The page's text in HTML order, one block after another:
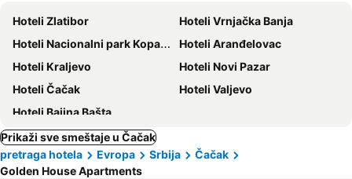
Hoteli Zlatibor
Hoteli Vrnjačka Banja
Hoteli Nacionalni park Kopaonik
Hoteli Aranđelovac
Hoteli Kraljevo
Hoteli Novi Pazar
Hoteli Čačak
Hoteli Valjevo
Hoteli Bajina Bašta
Prikaži sve smeštaje u Čačak
pretraga hotela
Evropa Srbija
Čačak
Golden House Apartments